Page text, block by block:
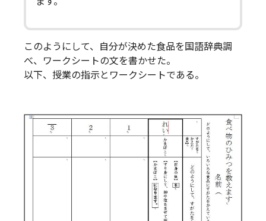
このようにして、自分が決めた食品を国語辞典調
べ、ワークシートの文を書かせた。
以下、授業の指示とワークシートである。